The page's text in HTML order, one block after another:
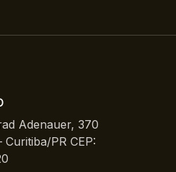
Adenauer, 370
Curitiba/PR CEP: